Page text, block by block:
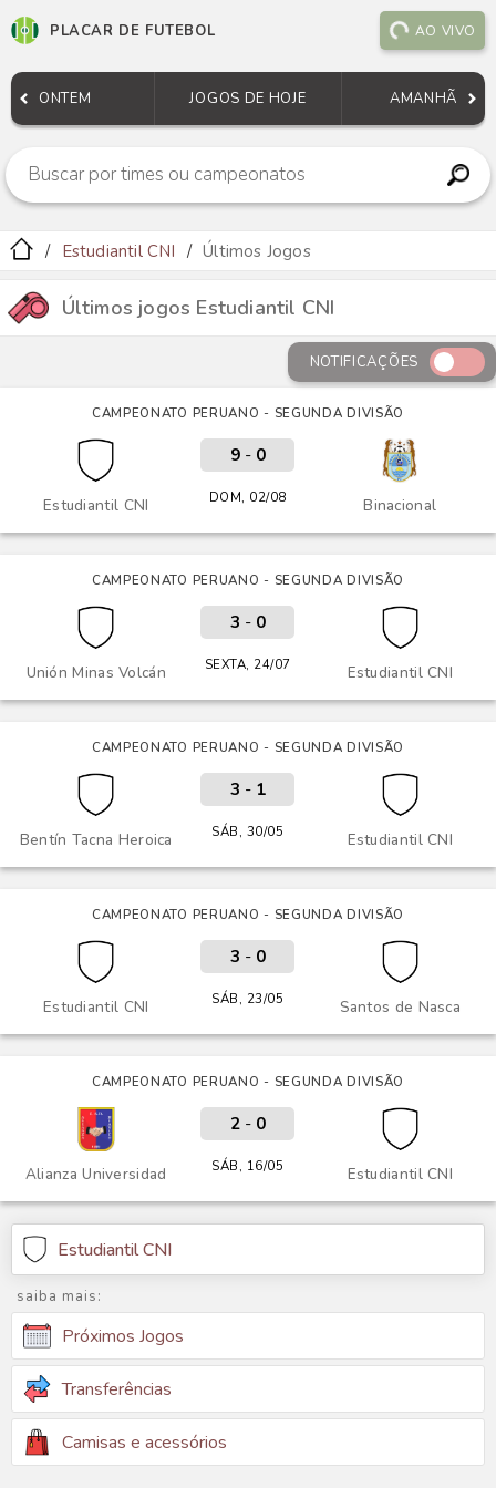
PLACAR DE FUTEBOL AO VIVO
ONTEM JOGOS DE HOJE AMANHÃ
Estudiantil CNI Últimos Jogos
Últimos jogos Estudiantil CNI
NOTIFICAÇÕES
CAMPEONATO PERUANO - SEGUNDA DIVISÃO
Estudiantil CNI Binacional
9- 0
DOM, 02/08
CAMPEONATO PERUANO - SEGUNDA DIVISÃO
Unión Minas Volcán Estudiantil CNI
3 - 0
SEXTA, 24/07
CAMPEONATO PERUANO - SEGUNDA DIVISÃO
Bentín Tacna Heroica Estudiantil CNI
3 - 1
SÁB, 30/05
CAMPEONATO PERUANO - SEGUNDA DIVISÃO
Estudiantil CNI Santos de Nasca
3 - 0
SÁB, 23/05
CAMPEONATO PERUANO - SEGUNDA DIVISÃO
Alianza Universidad Estudiantil CNI
2- 0
SÁB, 16/05
Estudiantil CNI
saiba mais:
Próximos Jogos
Transferências
Camisas e acessórios